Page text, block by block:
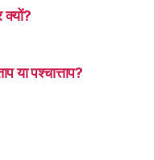
क्यों?
या पश्चात्ताप?